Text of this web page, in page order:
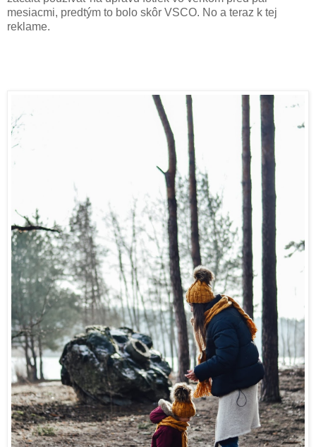
mesiacmi, predtým to bolo skôr VSCO. No a teraz k tej
reklame.